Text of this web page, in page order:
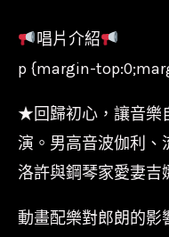
唱片介紹
p {margin-
★回歸初心，讓音樂
演。男高音波伽利、
洛許與鋼琴家愛妻吉
動畫配樂對郎朗的影